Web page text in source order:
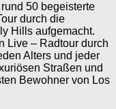
50 begeisterte
durch die
Hills aufgemacht.
Live – Radtour durch
Alters und jeder
Straßen und
Bewohner von Los